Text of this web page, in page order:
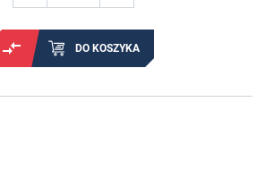
DO KOSZYKA